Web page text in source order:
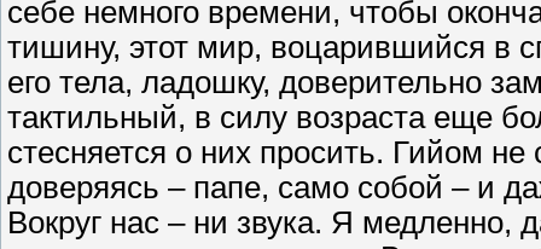
себе немного времени, чтобы
тишину, этот мир, воцарившийся в
его тела, ладошку, доверительно
тактильный, в силу возраста еще
стесняется о них просить. Гийом
доверяясь – папе, само собой – и
Вокруг нас – ни звука. Я медленно,